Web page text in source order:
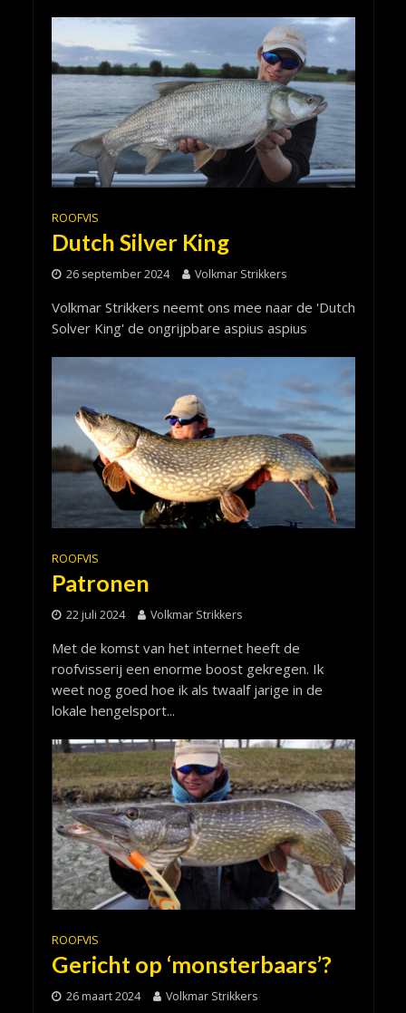
ROOFVIS
Dutch Silver King
26 september 2024 Volkmar Strikkers
Volkmar Strikkers neemt ons mee naar de 'Dutch
Solver King' de ongrijpbare aspius aspius
ROOFVIS
Patronen
22 juli 2024 Volkmar Strikkers
Met de komst van het internet heeft de
roofvisserij een enorme boost gekregen. Ik
weet nog goed hoe ik als twaalf jarige in de
lokale hengelsport...
ROOFVIS
Gericht op ‘monsterbaars’?
26 maart 2024 Volkmar Strikkers